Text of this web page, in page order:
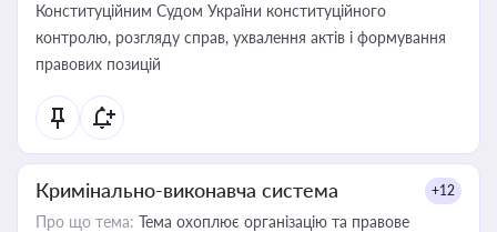
Конституційним Судом України конституційного
контролю, розгляду справ, ухвалення актів і формування
правових позицій
Кримінально-виконавча система +12
Про що тема: Тема охоплює організацію та правове